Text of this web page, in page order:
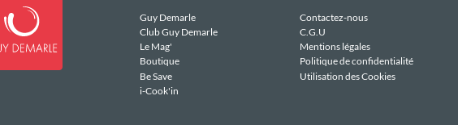
Guy Demarle
Club Guy Demarle
Le Mag'
Boutique
Be Save
i-Cook'in
Contactez-nous
C.G.U
Mentions légales
Politique de confidentialité
Utilisation des Cookies